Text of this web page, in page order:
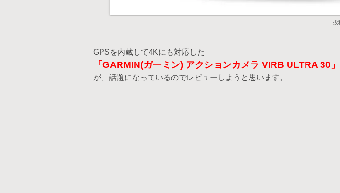
GPSを内蔵して4Kにも対応した
「GARMIN(ガーミン) アクションカメラ VIRB ULTRA 30」
が、話題になっているのでレビューしようと思います。